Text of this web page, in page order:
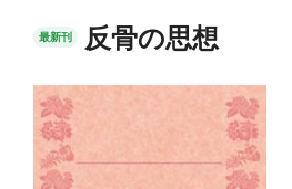
最新刊 反骨の思想